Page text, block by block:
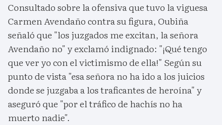
Consultado sobre la ofensiva que tuvo la viguesa
Carmen Avendaño contra su figura, Oubiña
señaló que "los juzgados me excitan, la señora
Avendaño no" y exclamó indignado: "¡Qué tengo
que ver yo con el victimismo de ella!" Según su
punto de vista "esa señora no ha ido a los juicios
donde se juzgaba a los traficantes de heroína" y
aseguró que "por el tráfico de hachís no ha
muerto nadie".